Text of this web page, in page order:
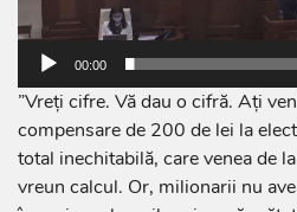
00:00
”Vreți cifre. Vă dau o cifră. Ați
compensare de 200 de lei la
total inechitabilă, care venea de
vreun calcul. Or, milionarii nu